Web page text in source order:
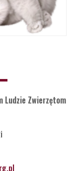
Ludzie Zwierzętom